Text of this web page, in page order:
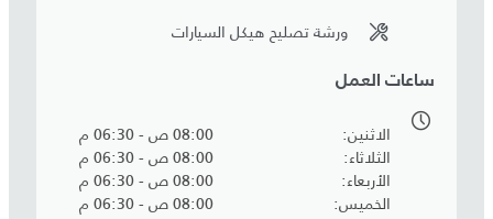
ورشة تصليح هيكل السيارات
ساعات العمل
الاثنين
08:00 ص - 06:30 م
الثلاثاء
08:00 ص - 06:30 م
الأربعاء
08:00 ص - 06:30 م
الخميس
08:00 ص - 06:30 م